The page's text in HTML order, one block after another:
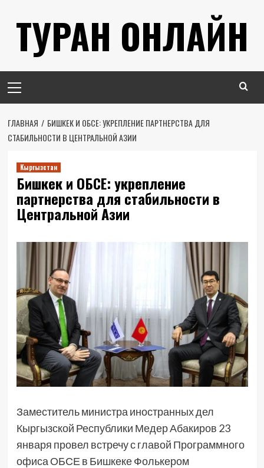
содержимому
ТУРАН ОНЛАЙН
меню
ГЛАВНАЯ
БИШКЕК И ОБСЕ: УКРЕПЛЕНИЕ ПАРТНЕРСТВА ДЛЯ
СТАБИЛЬНОСТИ В ЦЕНТРАЛЬНОЙ АЗИИ
Кыргызстан
Бишкек и ОБСЕ: укрепление
партнерства для стабильности в
Центральной Азии
Заместитель министра иностранных дел
Кыргызской Республики Медер Абакиров 23
января провел встречу с главой Программного
офиса ОБСЕ в Бишкеке Фолькером